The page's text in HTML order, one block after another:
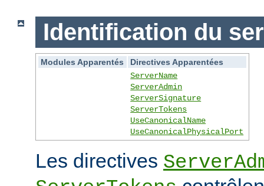
Identification du
Modules Apparentés
Directives Apparentées
ServerName
ServerAdmin
ServerSignature
ServerTokens
UseCanonicalName
UseCanonicalPhysicalPort
Les directives